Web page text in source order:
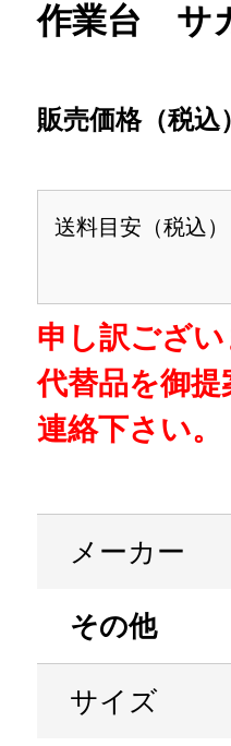
作業台 サ
販売価格（税込
送料目安（税込）
申し訳ござ
代替品を御
連絡下さい
メーカー
その他
サイズ